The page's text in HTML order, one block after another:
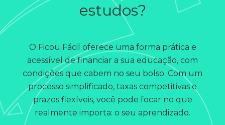
estudos?
O Ficou Fácil oferece uma forma prática e
acessível de financiar a sua educação, com
condições que cabem no seu bolso. Com um
processo simplificado, taxas competitivas e
prazos flexíveis, você pode focar no que
realmente importa: o seu aprendizado.